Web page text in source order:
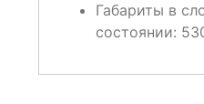
Габариты в
состоянии: